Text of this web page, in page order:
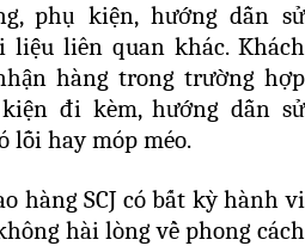
phụ kiện, hướng dẫn sử
liệu liên quan khác. Khách
hàng trong trường hợp
đi kèm, hướng dẫn sử
lỗi hay móp méo.
hàng SCJ có bất kỳ hành vi
hài lòng về phong cách